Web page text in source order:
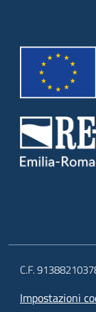
C.F.
Impostazioni